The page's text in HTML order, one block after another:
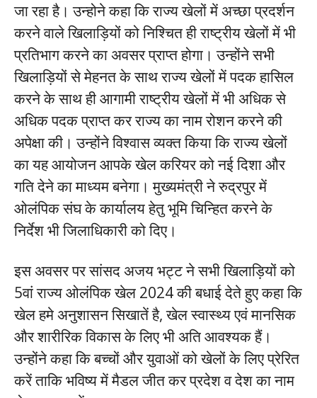
जा रहा है। उन्होने कहा कि राज्य खेलों में अच्छा प्रदर्शन
करने वाले खिलाड़ियों को निश्चित ही राष्ट्रीय खेलों में भी
प्रतिभाग करने का अवसर प्राप्त होगा। उन्होंने सभी
खिलाड़ियों से मेहनत के साथ राज्य खेलों में पदक हासिल
करने के साथ ही आगामी राष्ट्रीय खेलों में भी अधिक से
अधिक पदक प्राप्त कर राज्य का नाम रोशन करने की
अपेक्षा की। उन्होंने विश्वास व्यक्त किया कि राज्य खेलों
का यह आयोजन आपके खेल करियर को नई दिशा और
गति देने का माध्यम बनेगा। मुख्यमंत्री ने रुद्रपुर में
ओलंपिक संघ के कार्यालय हेतु भूमि चिन्हित करने के
निर्देश भी जिलाधिकारी को दिए।
इस अवसर पर सांसद अजय भट्ट ने सभी खिलाड़ियों को
5वां राज्य ओलंपिक खेल 2024 की बधाई देते हुए कहा कि
खेल हमे अनुशासन सिखातें है, खेल स्वास्थ्य एवं मानसिक
और शारीरिक विकास के लिए भी अति आवश्यक हैं।
उन्होंने कहा कि बच्चों और युवाओं को खेलों के लिए प्रेरित
करें ताकि भविष्य में मैडल जीत कर प्रदेश व देश का नाम